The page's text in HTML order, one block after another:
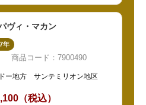
ヴィ・マカン
年
商品コード：7900490
ー地方 サンテミリオン地区
（税込）